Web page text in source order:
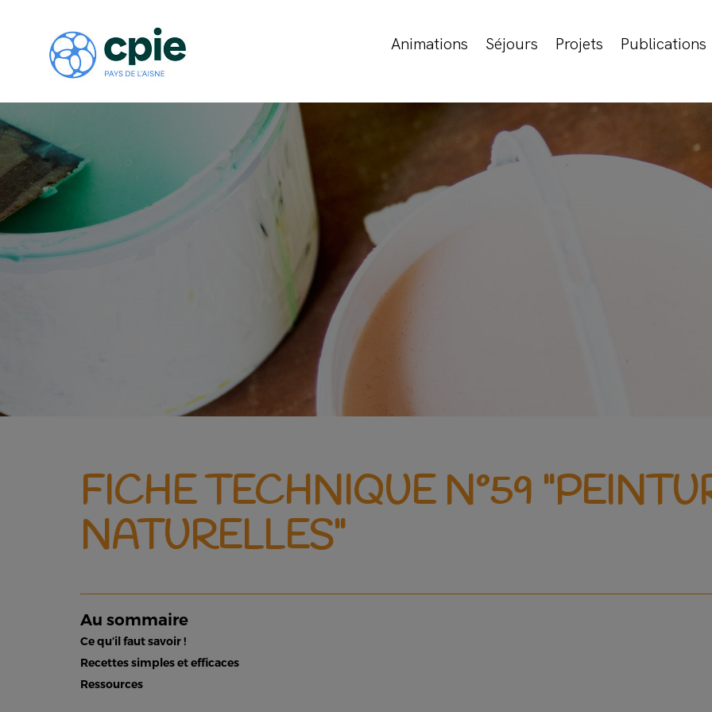
Animations Séjours Projets Publications
FICHE TECHNIQUE N°59
NATURELLES"
Au sommaire
Ce qu’il faut savoir !
Recettes simples et efficaces
Ressources